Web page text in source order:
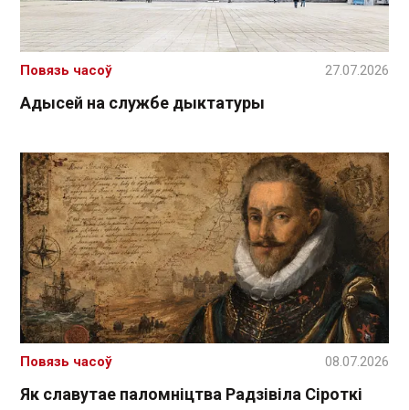
Адысей на службе дыктатуры
Повязь часоў 27.07.2026
Як славутае паломніцтва Радзівіла Сіроткі
Повязь часоў 08.07.2026